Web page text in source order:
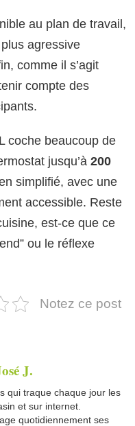
au plan de travail,
agressive
comme il s’agit
compte des
coche beaucoup de
jusqu’à 200
simplifié, avec une
accessible. Reste
est-ce que ce
ou le réflexe
Notez ce post
J.
qui traque chaque jour les
et sur internet.
quotidiennement ses